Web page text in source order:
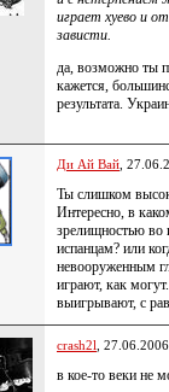
играет хуево и
зависти.
да, возможно ты
кажется,
результата.
Ди Ай Вай ,
Ты слишком
Интересно, в
зрелищностью во
испанцам? или
невооруженным
играют, как
выигрывают, с
crash2l ,
в кое-то веки не